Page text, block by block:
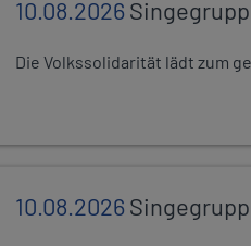
10.08.2026
Die Volkssolidarität lädt zum
10.08.2026